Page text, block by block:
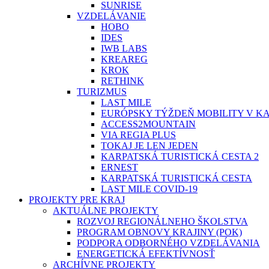
SUNRISE
VZDELÁVANIE
HOBO
IDES
IWB LABS
KREAREG
KROK
RETHINK
TURIZMUS
LAST MILE
EURÓPSKY TÝŽDEŇ MOBILITY V
ACCESS2MOUNTAIN
VIA REGIA PLUS
TOKAJ JE LEN JEDEN
KARPATSKÁ TURISTICKÁ CESTA 2
ERNEST
KARPATSKÁ TURISTICKÁ CESTA
LAST MILE COVID-19
PROJEKTY PRE KRAJ
AKTUÁLNE PROJEKTY
ROZVOJ REGIONÁLNEHO ŠKOLSTVA
PROGRAM OBNOVY KRAJINY (POK)
PODPORA ODBORNÉHO VZDELÁVANIA
ENERGETICKÁ EFEKTÍVNOSŤ
ARCHÍVNE PROJEKTY